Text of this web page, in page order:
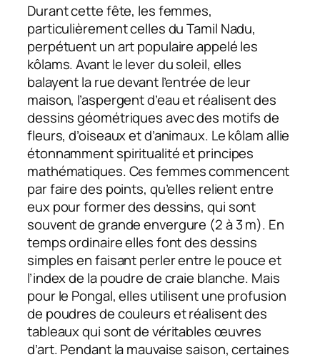
Durant cette fête, les femmes,
particulièrement celles du Tamil Nadu,
perpétuent un art populaire appelé les
kôlams. Avant le lever du soleil, elles
balayent la rue devant l’entrée de leur
maison, l’aspergent d’eau et réalisent des
dessins géométriques avec des motifs de
fleurs, d’oiseaux et d’animaux. Le kôlam allie
étonnamment spiritualité et principes
mathématiques. Ces femmes commencent
par faire des points, qu’elles relient entre
eux pour former des dessins, qui sont
souvent de grande envergure (2 à 3 m). En
temps ordinaire elles font des dessins
simples en faisant perler entre le pouce et
l’index de la poudre de craie blanche. Mais
pour le Pongal, elles utilisent une profusion
de poudres de couleurs et réalisent des
tableaux qui sont de véritables œuvres
d’art. Pendant la mauvaise saison, certaines